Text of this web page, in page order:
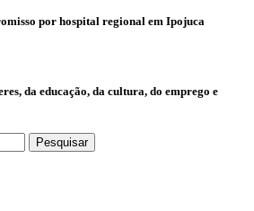
por hospital regional em Ipojuca
da educação, da cultura, do emprego e
Pesquisar